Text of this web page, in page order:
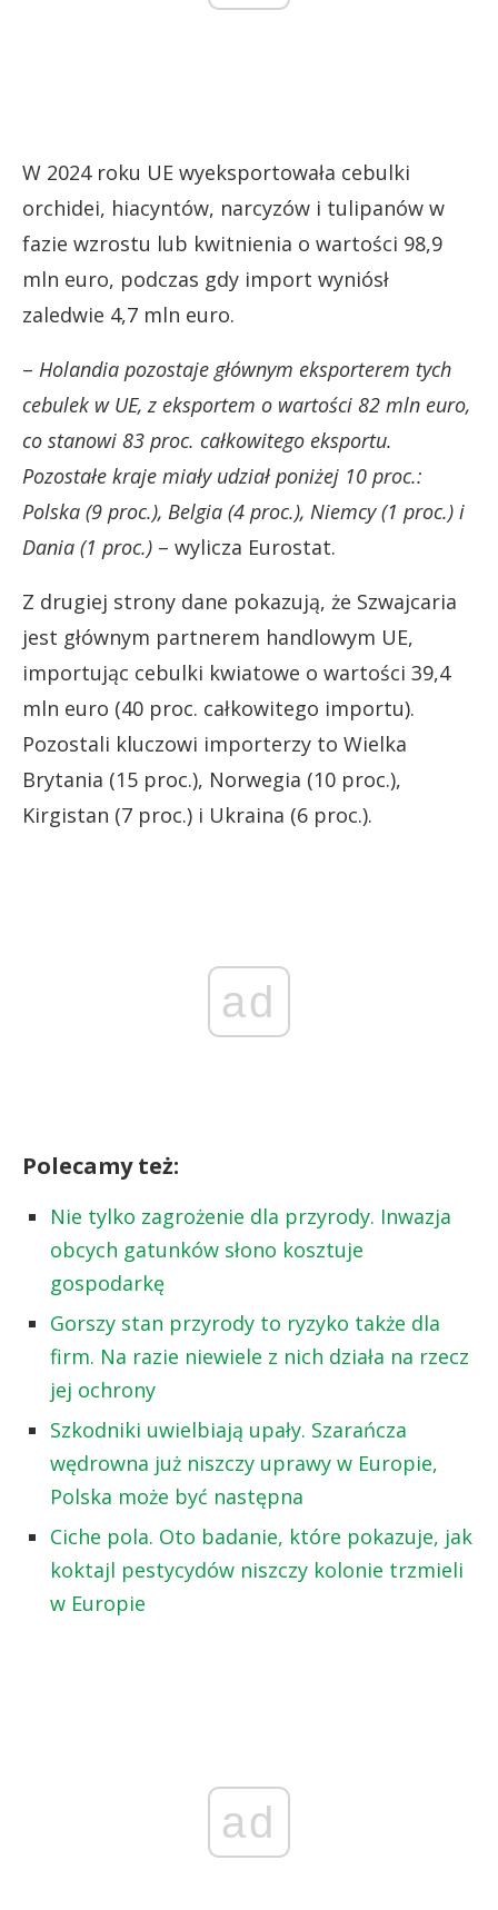
W 2024 roku UE wyeksportowała cebulki
orchidei, hiacyntów, narcyzów i tulipanów w
fazie wzrostu lub kwitnienia o wartości 98,9
mln euro, podczas gdy import wyniósł
zaledwie 4,7 mln euro.
– Holandia pozostaje głównym eksporterem tych
cebulek w UE, z eksportem o wartości 82 mln euro,
co stanowi 83 proc. całkowitego eksportu.
Pozostałe kraje miały udział poniżej 10 proc.:
Polska (9 proc.), Belgia (4 proc.), Niemcy (1 proc.) i
Dania (1 proc.) – wylicza Eurostat.
Z drugiej strony dane pokazują, że Szwajcaria
jest głównym partnerem handlowym UE,
importując cebulki kwiatowe o wartości 39,4
mln euro (40 proc. całkowitego importu).
Pozostali kluczowi importerzy to Wielka
Brytania (15 proc.), Norwegia (10 proc.),
Kirgistan (7 proc.) i Ukraina (6 proc.).
ad
Polecamy też:
Nie tylko zagrożenie dla przyrody. Inwazja
obcych gatunków słono kosztuje
gospodarkę
Gorszy stan przyrody to ryzyko także dla
firm. Na razie niewiele z nich działa na rzecz
jej ochrony
Szkodniki uwielbiają upały. Szarańcza
wędrowna już niszczy uprawy w Europie,
Polska może być następna
Ciche pola. Oto badanie, które pokazuje, jak
koktajl pestycydów niszczy kolonie trzmieli
w Europie
ad